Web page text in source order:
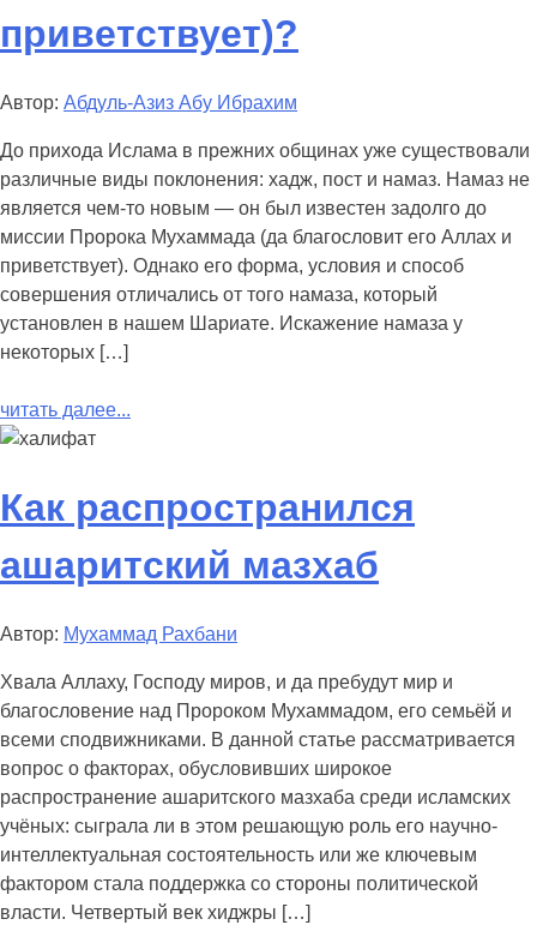
приветствует)?
Автор: Абдуль-Азиз Абу Ибрахим
До прихода Ислама в прежних общинах уже существовали
различные виды поклонения: хадж, пост и намаз. Намаз не
является чем-то новым — он был известен задолго до
миссии Пророка Мухаммада (да благословит его Аллах и
приветствует). Однако его форма, условия и способ
совершения отличались от того намаза, который
установлен в нашем Шариате. Искажение намаза у
некоторых […]
читать далее...
Как распространился
ашаритский мазхаб
Автор: Мухаммад Рахбани
Хвала Аллаху, Господу миров, и да пребудут мир и
благословение над Пророком Мухаммадом, его семьёй и
всеми сподвижниками. В данной статье рассматривается
вопрос о факторах, обусловивших широкое
распространение ашаритского мазхаба среди исламских
учёных: сыграла ли в этом решающую роль его научно-
интеллектуальная состоятельность или же ключевым
фактором стала поддержка со стороны политической
власти. Четвертый век хиджры […]